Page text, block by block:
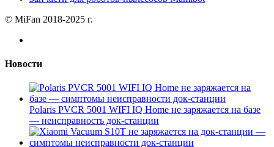
© MiFan 2018-2025 г.
Новости
Polaris PVCR 5001 WIFI IQ Home не заряжается на базе
— неисправность док-станции